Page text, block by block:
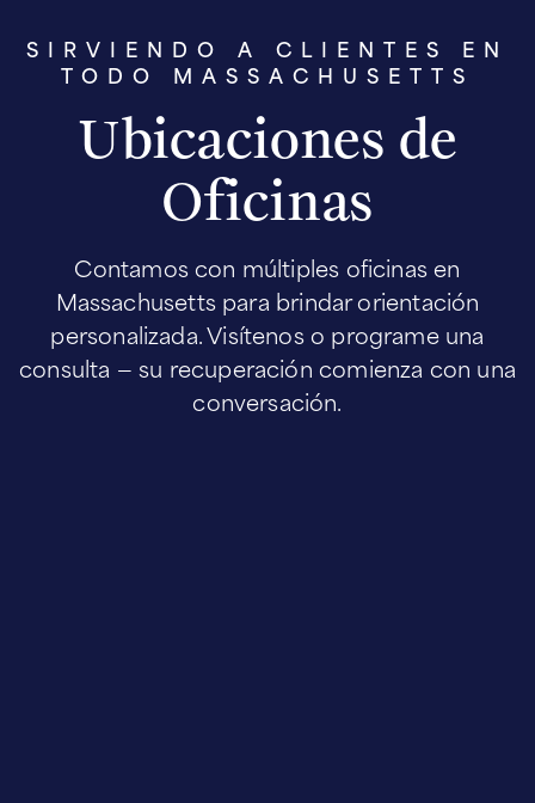
SIRVIENDO A CLIENTES EN
TODO MASSACHUSETTS
Ubicaciones de
Oficinas
Contamos con múltiples oficinas en
Massachusetts para brindar orientación
personalizada. Visítenos o programe una
consulta — su recuperación comienza con una
conversación.